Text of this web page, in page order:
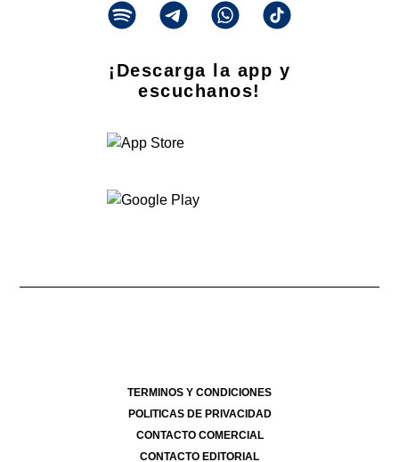
¡Descarga la app y
escuchanos!
TERMINOS Y CONDICIONES
POLITICAS DE PRIVACIDAD
CONTACTO COMERCIAL
CONTACTO EDITORIAL